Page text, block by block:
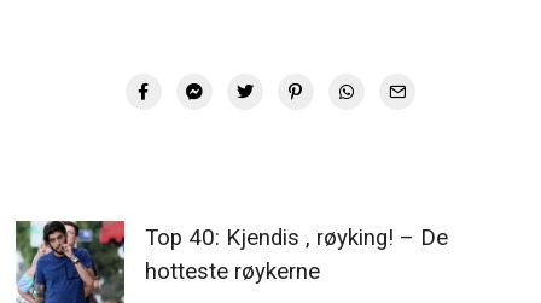
Top 40: Kjendis , røyking! – De
hotteste røykerne